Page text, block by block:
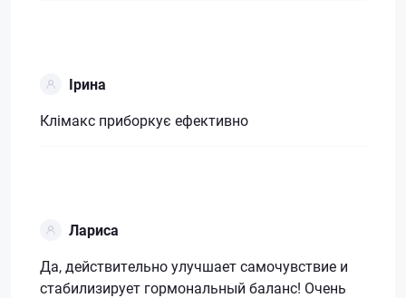
Ірина
Клімакс приборкує ефективно
Лариса
Да, действительно улучшает самочувствие и
стабилизирует гормональный баланс! Очень